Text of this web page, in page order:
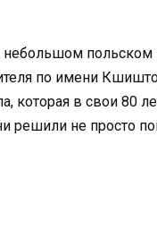
небольшом
по имени
которая в свои 80
решили не просто